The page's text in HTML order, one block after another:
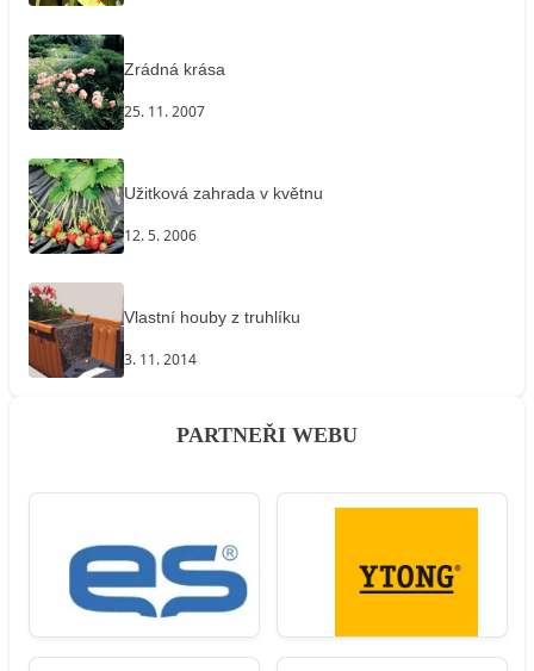
Zrádná krása
25. 11. 2007
Užitková zahrada v květnu
12. 5. 2006
Vlastní houby z truhlíku
3. 11. 2014
PARTNEŘI WEBU